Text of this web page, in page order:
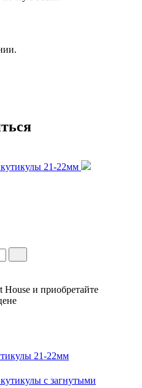
House и приобретайте
21-22мм